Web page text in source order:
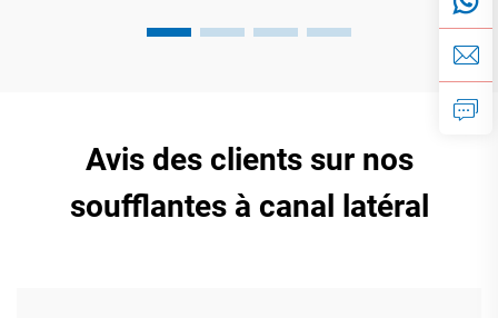
Avis des clients sur nos
soufflantes à canal latéral